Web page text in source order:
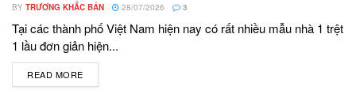
BY TRƯƠNG KHẮC BẢN 28/07/2026 3
Tại các thành phố Việt Nam hiện nay có rất nhiều mẫu nhà 1 trệt
1 lầu đơn giản hiện...
READ MORE